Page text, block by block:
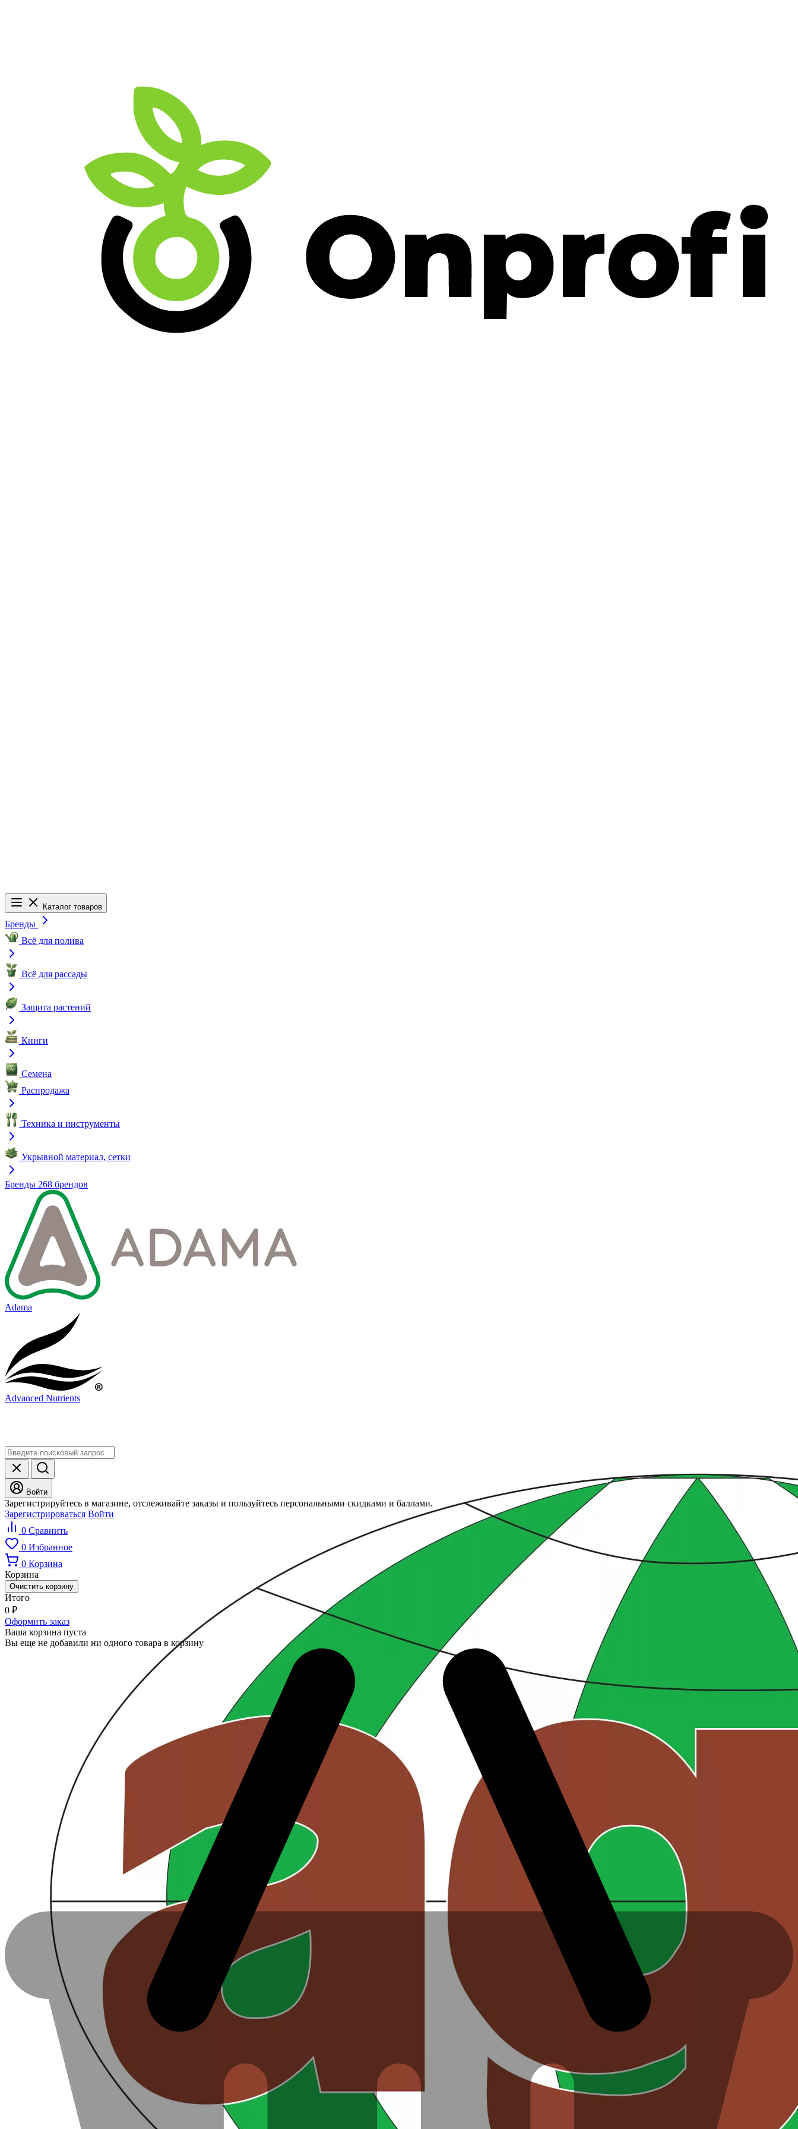
Каталог товаров
Бренды
Всё для полива
Всё для рассады
Защита растений
Книги
Семена
Распродажа
Техника и инструменты
Укрывной материал, сетки
Бренды 268 брендов
Adama
Advanced Nutrients
Войти
Зарегистрируйтесь в магазине, отслеживайте заказы и пользуйтесь персональными скидками и баллами.
Зарегистрироваться Войти
0 Сравнить
0 Избранное
0 Корзина
Корзина
Очистить корзину
Итого
0 ₽
Оформить заказ
Ваша корзина пуста
Вы еще не добавили ни одного товара в корзину